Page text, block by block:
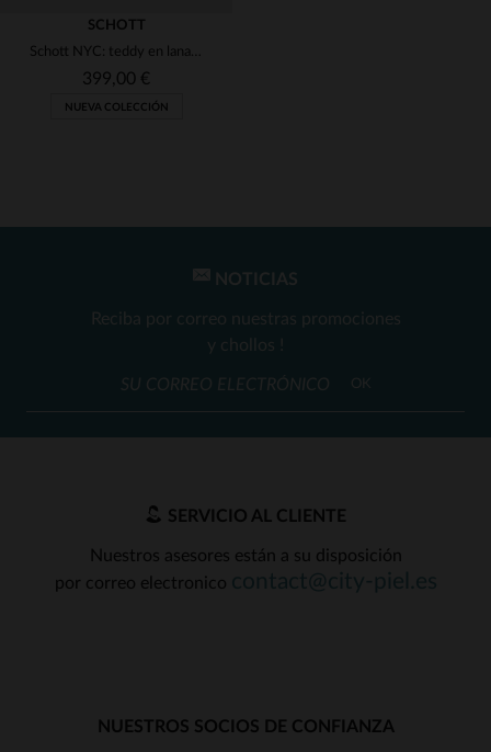
TALLAS DISPONIBLES
XL
SCHOTT
Schott NYC: teddy en lana gris claro y mangas de cuero de vachetta.
399,00 €
NUEVA COLECCIÓN
NOTICIAS
Reciba por correo nuestras promociones
y chollos !
OK
SERVICIO AL CLIENTE
Nuestros asesores están a su disposición
por correo electronico
NUESTROS SOCIOS DE CONFIANZA